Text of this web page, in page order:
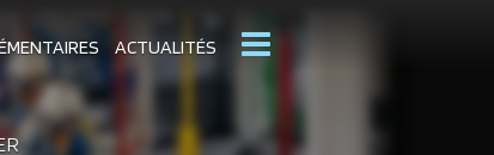
ACTUALITÉS
CATALOGUES PLAYMOBIL